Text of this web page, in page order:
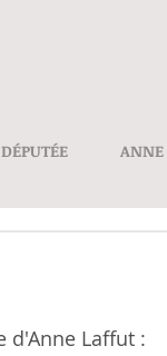
DÉPUTÉE ANNE
d'Anne Laffut :